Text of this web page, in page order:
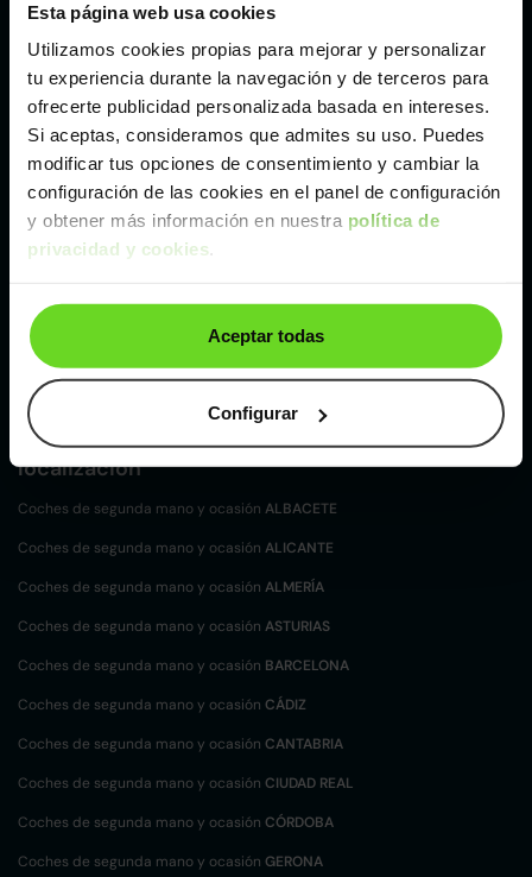
Esta página web usa cookies
Utilizamos cookies propias para mejorar y personalizar
tu experiencia durante la navegación y de terceros para
ofrecerte publicidad personalizada basada en intereses.
Si aceptas, consideramos que admites su uso. Puedes
modificar tus opciones de consentimiento y cambiar la
configuración de las cookies en el panel de configuración
y obtener más información en nuestra política de
privacidad y cookies.
Aceptar todas
Configurar
Málaga
Valencia
Zaragoza
Ver Toyota C-HR de segunda mano y ocasión
Toyota C-HR de segunda mano y ocasión
Coches desegunda mano y ocasión por
localización
Coches de segunda mano y ocasión ALBACETE
Coches de segunda mano y ocasión ALICANTE
Coches de segunda mano y ocasión ALMERÍA
Coches de segunda mano y ocasión ASTURIAS
Coches de segunda mano y ocasión BARCELONA
Coches de segunda mano y ocasión CÁDIZ
Coches de segunda mano y ocasión CANTABRIA
Coches de segunda mano y ocasión CIUDAD REAL
Coches de segunda mano y ocasión CÓRDOBA
Coches de segunda mano y ocasión GERONA